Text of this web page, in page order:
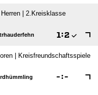
| 2.Kreisklasse
 :
| Kreisfreundschaftsspiele
: